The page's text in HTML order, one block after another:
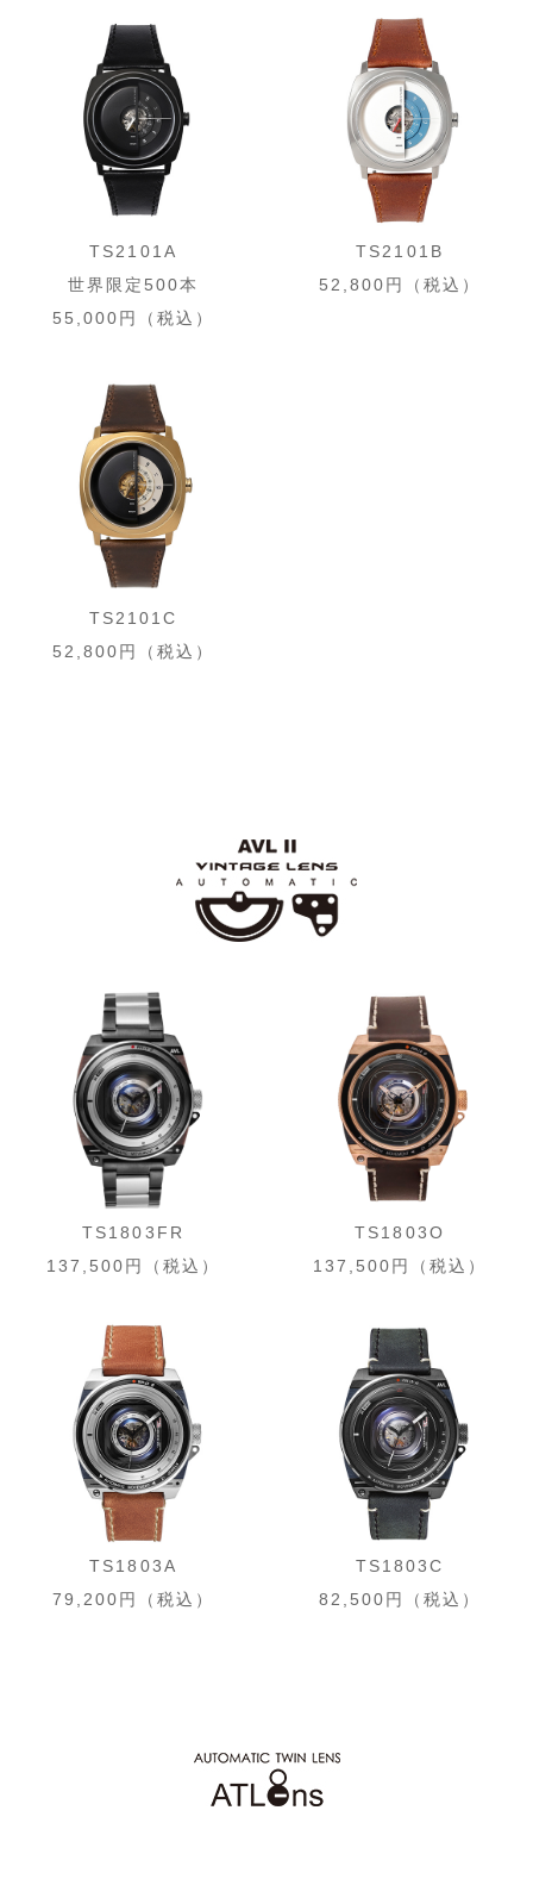
TS2101A
世界限定500本
55,000円（税込）
TS2101B
52,800円（税込）
TS2101C
52,800円（税込）
TS1803FR
137,500円（税込）
TS1803O
137,500円（税込）
TS1803A
79,200円（税込）
TS1803C
82,500円（税込）